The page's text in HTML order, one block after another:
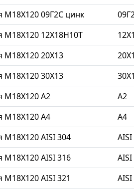
09Г2С цинк
М18Х120 12Х18Н10Т
М18Х120 20Х13
М18Х120 30Х13
М18Х120 A2 A2
М18Х120 A4 A4
AISI 304
AISI 316
AISI 321 AISI